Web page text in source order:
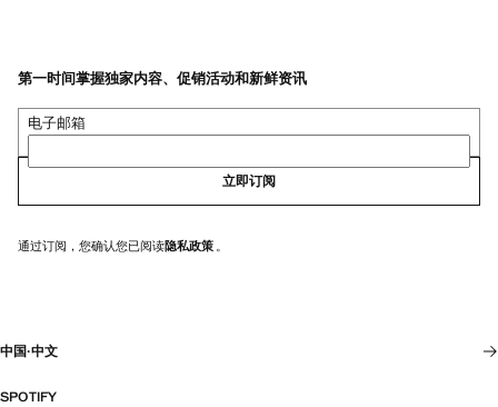
第一时间掌握独家内容、促销活动和新鲜资讯
电子邮箱
立即订阅
通过订阅，您确认您已阅读隐私政策
中国·中文
SPOTIFY